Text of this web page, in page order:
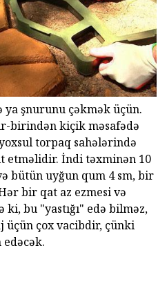
şnurunu çəkmək üçün.
birindən kiçik məsafədə
torpaq sahələrində
etməlidir. İndi təxminən 10
bütün uyğun qum 4 sm, bir
bir qat az ezmesi və
ki, bu "yastığı" edə bilməz,
üçün çox vacibdir, çünki
edəcək.